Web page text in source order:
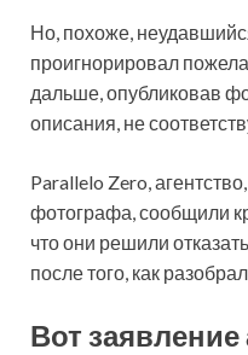
Но, похоже,
проигнорировал
дальше, опубликовав
описания, не
Parallelo Zero,
фотографа, сообщили
что они решили
после того, как
Вот заявление